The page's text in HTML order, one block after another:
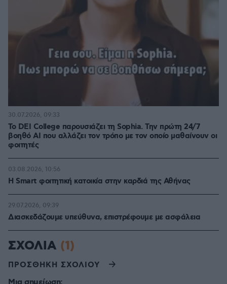
Το DEI College παρουσιάζει τη Sophia. Την πρώτη 24/7
βοηθό AI που αλλάζει τον τρόπο με τον οποίο μαθαίνουν οι
φοιτητές
30.07.2026, 09:33
Η Smart φοιτητική κατοικία στην καρδιά της Αθήνας
03.08.2026, 10:56
Διασκεδάζουμε υπεύθυνα, επιστρέφουμε με ασφάλεια
29.07.2026, 09:39
ΣΧΟΛΙΑ (1)
ΠΡΟΣΘΗΚΗ ΣΧΟΛΙΟΥ